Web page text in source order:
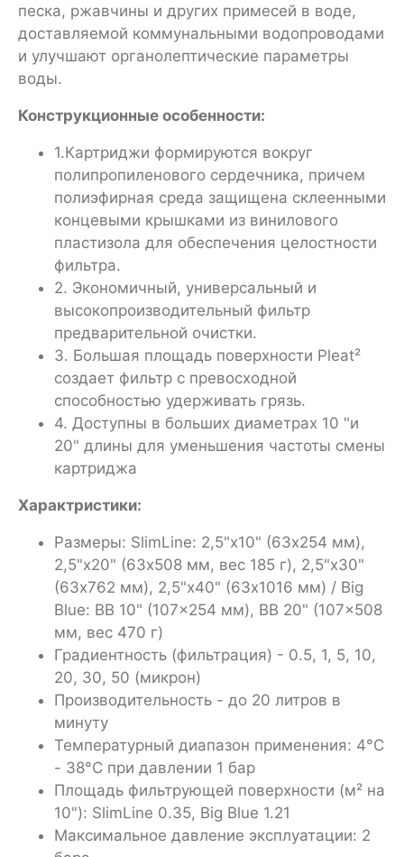
песка, ржавчины и других примесей в воде,
доставляемой коммунальными водопроводами
и улучшают органолептические параметры
воды.
Конструкционные особенности:
1.Картриджи формируются вокруг
полипропиленового сердечника, причем
полиэфирная среда защищена склеенными
концевыми крышками из винилового
пластизола для обеспечения целостности
фильтра.
2. Экономичный, универсальный и
высокопроизводительный фильтр
предварительной очистки.
3. Большая площадь поверхности Pleat²
создает фильтр с превосходной
способностью удерживать грязь.
4. Доступны в больших диаметрах 10 "и
20" длины для уменьшения частоты смены
картриджа
Характристики:
Размеры: SlimLine: 2,5"х10" (63x254 мм),
2,5"х20" (63x508 мм, вес 185 г), 2,5"х30"
(63x762 мм), 2,5"х40" (63x1016 мм) / Big
Blue: BB 10" (107x254 мм), BB 20" (107x508
мм, вес 470 г)
Градиентность (фильтрация) - 0.5, 1, 5, 10,
20, 30, 50 (микрон)
Производительность - до 20 литров в
минуту
Температурный диапазон применения: 4°C
- 38°C при давлении 1 бар
Площадь фильтрующей поверхности (м² на
10"): SlimLine 0.35, Big Blue 1.21
Максимальное давление эксплуатации: 2